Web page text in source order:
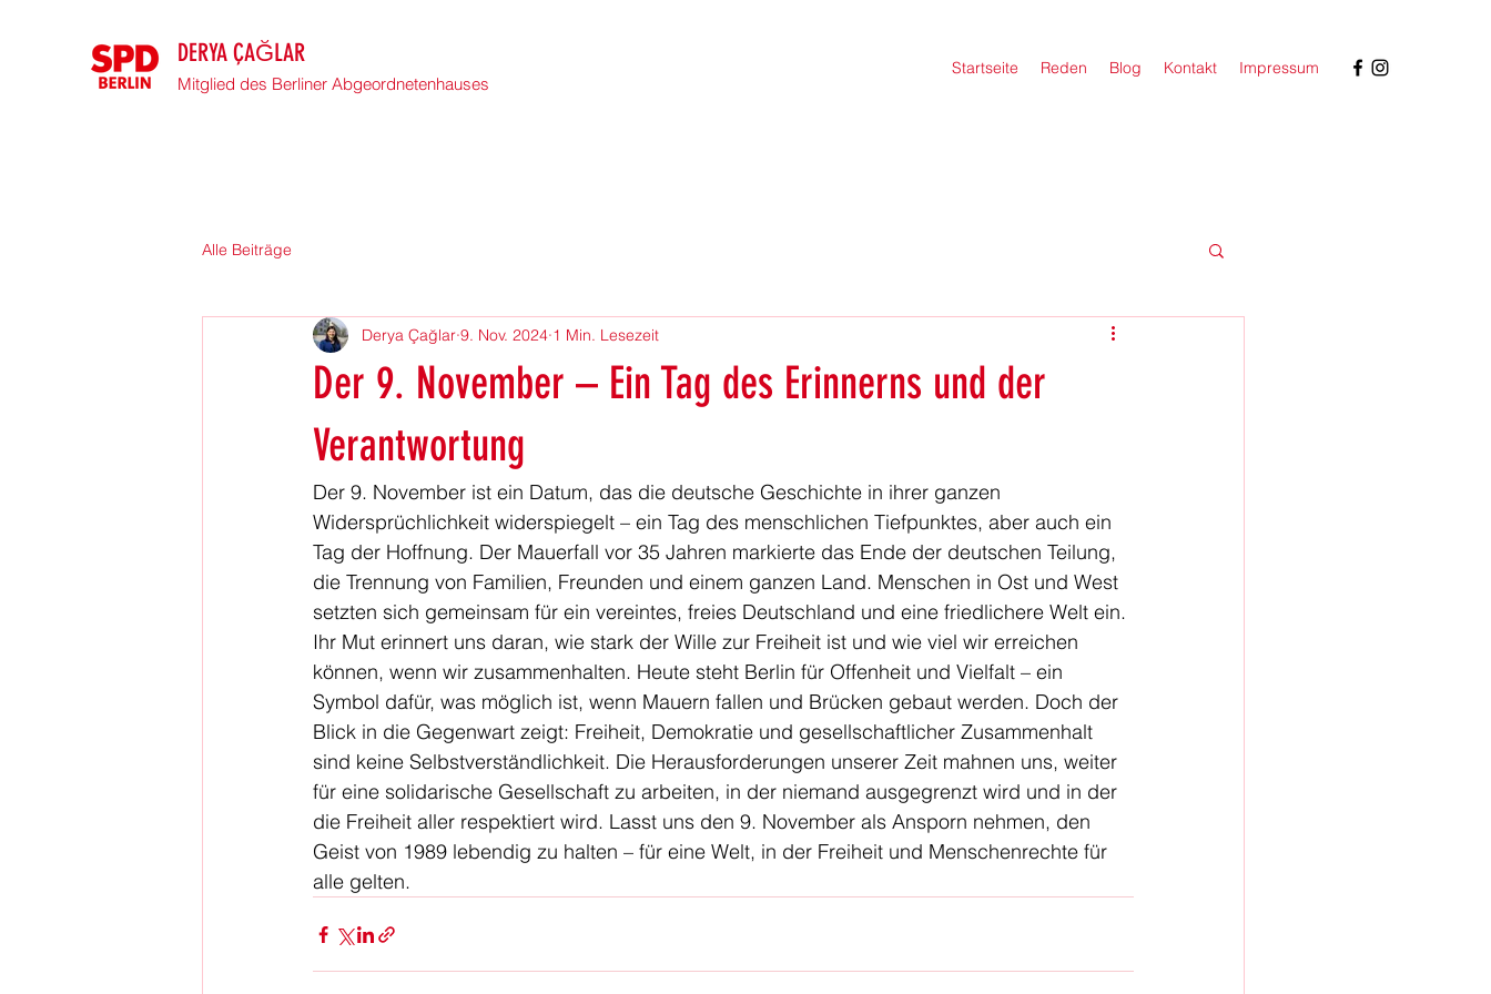
DERYA ÇAĞLAR
Mitglied des Berliner Abgeordnetenhauses
Startseite Reden Blog Kontakt Impressum
Alle Beiträge
Der 9. November – Ein Tag des Erinnerns und der
Verantwortung
Derya Çağlar 9. Nov. 2024 1 Min. Lesezeit
Der 9. November ist ein Datum, das die deutsche Geschichte in ihrer ganzen
Widersprüchlichkeit widerspiegelt – ein Tag des menschlichen Tiefpunktes, aber auch ein
Tag der Hoffnung. Der Mauerfall vor 35 Jahren markierte das Ende der deutschen Teilung,
die Trennung von Familien, Freunden und einem ganzen Land. Menschen in Ost und West
setzten sich gemeinsam für ein vereintes, freies Deutschland und eine friedlichere Welt ein.
Ihr Mut erinnert uns daran, wie stark der Wille zur Freiheit ist und wie viel wir erreichen
können, wenn wir zusammenhalten. Heute steht Berlin für Offenheit und Vielfalt – ein
Symbol dafür, was möglich ist, wenn Mauern fallen und Brücken gebaut werden. Doch der
Blick in die Gegenwart zeigt: Freiheit, Demokratie und gesellschaftlicher Zusammenhalt
sind keine Selbstverständlichkeit. Die Herausforderungen unserer Zeit mahnen uns, weiter
für eine solidarische Gesellschaft zu arbeiten, in der niemand ausgegrenzt wird und in der
die Freiheit aller respektiert wird. Lasst uns den 9. November als Ansporn nehmen, den
Geist von 1989 lebendig zu halten – für eine Welt, in der Freiheit und Menschenrechte für
alle gelten.